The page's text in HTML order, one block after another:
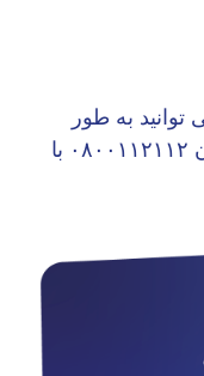
به طور
شبانه روزی با شماره تلفن رایگان ۰۸۰۰۱۱۲۱۱۲ با